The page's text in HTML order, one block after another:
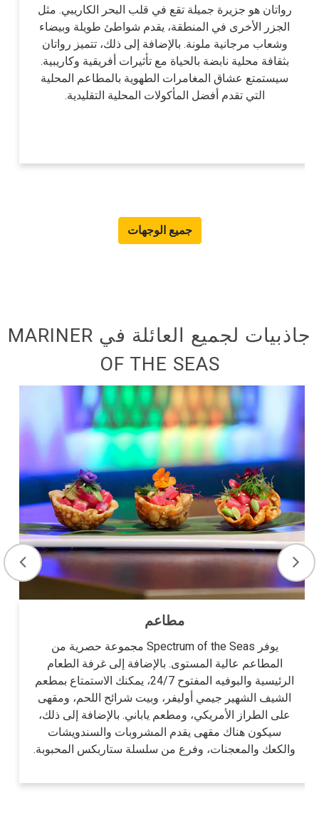
رواتان هو جزيرة جميلة تقع في قلب البحر الكاريبي. مثل
الجزر الأخرى في المنطقة، يقدم شواطئ طويلة وبيضاء
وشعاب مرجانية ملونة. بالإضافة إلى ذلك، تتميز رواتان
بثقافة محلية نابضة بالحياة مع تأثيرات أفريقية وكاريبية.
سيستمتع عشاق المغامرات الطهوية بالمطاعم المحلية
التي تقدم أفضل المأكولات المحلية التقليدية.
جميع الوجهات
جاذبيات لجميع العائلة في MARINER
OF THE SEAS
مطاعم
يوفر Spectrum of the Seas مجموعة حصرية من
المطاعم عالية المستوى. بالإضافة إلى غرفة الطعام
الرئيسية والبوفيه المفتوح 24/7، يمكنك الاستمتاع بمطعم
الشيف الشهير جيمي أوليفر، وبيت شرائح اللحم، ومقهى
على الطراز الأمريكي، ومطعم ياباني. بالإضافة إلى ذلك،
سيكون هناك مقهى يقدم المشروبات والسندويشات
والكعك والمعجنات، وفرع من سلسلة ستاربكس المحبوبة.